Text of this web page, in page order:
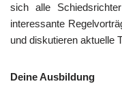
sich alle
interessante
und diskutieren aktuelle
Deine Ausbildung